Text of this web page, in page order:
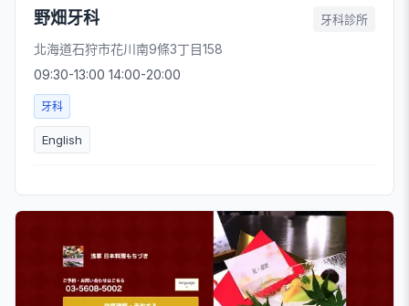
野畑牙科 牙科診所
北海道石狩市花川南9條3丁目158
09:30-13:00 14:00-20:00
牙科
English